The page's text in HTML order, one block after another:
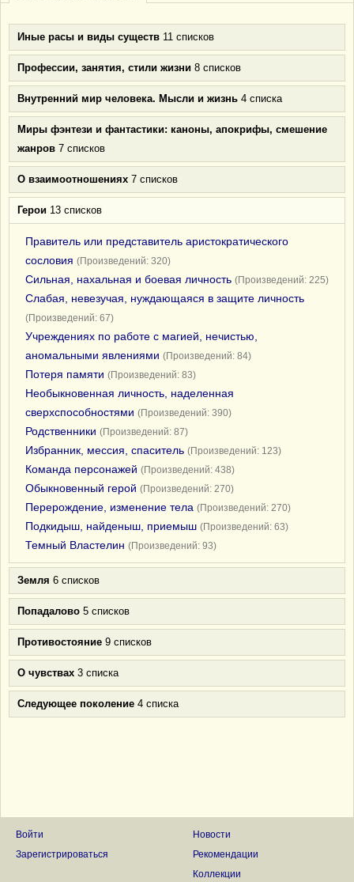
Иные расы и виды существ 11 списков
Профессии, занятия, стили жизни 8 списков
Внутренний мир человека. Мысли и жизнь 4 списка
Миры фэнтези и фантастики: каноны, апокрифы, смешение
жанров 7 списков
О взаимоотношениях 7 списков
Герои 13 списков
Правитель или представитель аристократического
сословия (Произведений: 320)
Сильная, нахальная и боевая личность (Произведений: 225)
Слабая, невезучая, нуждающаяся в защите личность
(Произведений: 67)
Учреждениях по работе с магией, нечистью,
аномальными явлениями (Произведений: 84)
Потеря памяти (Произведений: 83)
Необыкновенная личность, наделенная
сверхспособностями (Произведений: 390)
Родственники (Произведений: 87)
Избранник, мессия, спаситель (Произведений: 123)
Команда персонажей (Произведений: 438)
Обыкновенный герой (Произведений: 270)
Перерождение, изменение тела (Произведений: 270)
Подкидыш, найденыш, приемыш (Произведений: 63)
Темный Властелин (Произведений: 93)
Земля 6 списков
Попадалово 5 списков
Противостояние 9 списков
О чувствах 3 списка
Следующее поколение 4 списка
Войти
Зарегистрироваться
Новости
Рекомендации
Коллекции